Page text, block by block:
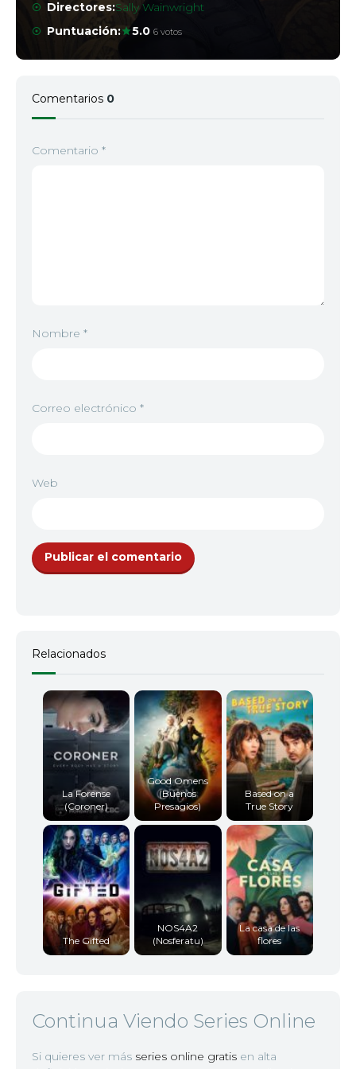
Directores:Sally Wainwright
Puntuación:
5.0 6 votos
Comentarios 0
Comentario *
Nombre *
Correo electrónico *
Web
Relacionados
La Forense
(Coroner)
Good Omens
(Buenos
Presagios)
Based on a
True Story
The Gifted
NOS4A2
(Nosferatu)
La casa de las
flores
Continua Viendo Series Online
Si quieres ver más series online gratis en alta